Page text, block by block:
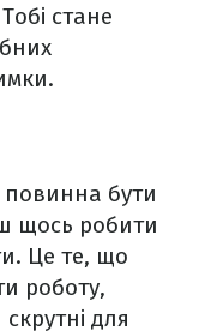
стане
повинна бути
щось робити
Це те, що
роботу,
для